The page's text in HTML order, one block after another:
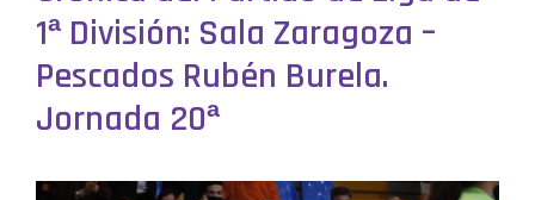
1ª División: Sala Zaragoza –
Pescados Rubén Burela.
Jornada 20ª